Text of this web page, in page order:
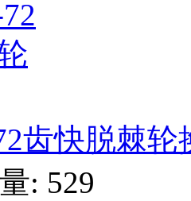
齿快脱棘轮
: 529